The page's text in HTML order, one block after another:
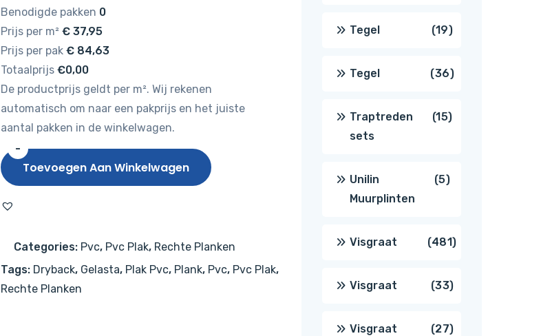
Benodigde pakken 0
Prijs per m² €37,95
Prijs per pak €84,63
Totaalprijs €0,00
De productprijs geldt per m². Wij rekenen
automatisch om naar een pakprijs en het juiste
aantal pakken in de winkelwagen.
-
Gelasta
Artline
2300
aantal
Toevoegen Aan Winkelwagen
Categories: Pvc, Pvc Plak, Rechte Planken
Tags: Dryback, Gelasta, Plak Pvc, Plank, Pvc, Pvc Plak,
Rechte Planken
Tegel 1919
producten
Tegel 3636
producten
Traptreden
sets
1515
Unilin
Muurplinten
55
Visgraat 481481
Visgraat 3333
producten
Visgraat 2727